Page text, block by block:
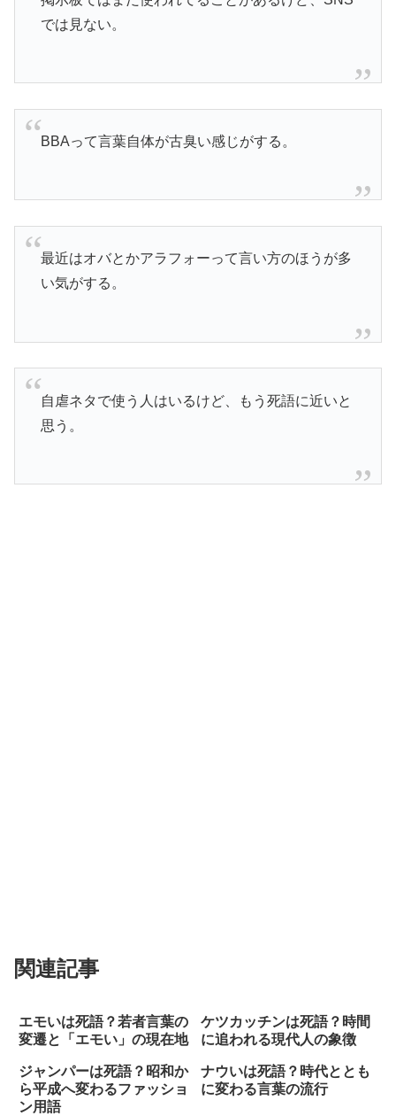
では見ない。
BBAって言葉自体が古臭い感じがする。
最近はオバとかアラフォーって言い方のほうが多
い気がする。
自虐ネタで使う人はいるけど、もう死語に近いと
思う。
関連記事
エモいは死語？若者言葉の
変遷と「エモい」の現在地
ケツカッチンは死語？時間
に追われる現代人の象徴
ジャンパーは死語？昭和か
ら平成へ変わるファッショ
ン用語
ナウいは死語？時代ととも
に変わる言葉の流行